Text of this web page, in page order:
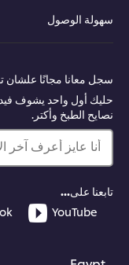
سهولة الوصول
سجل معانا مجانًا علشان
حليك أول واحد يشوف
نصايح الطبخ وأكتر.
أنا عايز أعرف آخر
تابعنا على...
YouTube